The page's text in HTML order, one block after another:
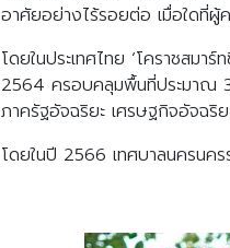
อาศัยอย่างไร้รอยต่อ เมื่อใดที่ผู้
โดยในประเทศไทย ‘โคราชสม
2564 ครอบคลุมพื้นที่ประมาณ
ภาครัฐอัจฉริยะ เศรษฐกิจอัจฉริ
โดยในปี 2566 เทศบาลนครนคร